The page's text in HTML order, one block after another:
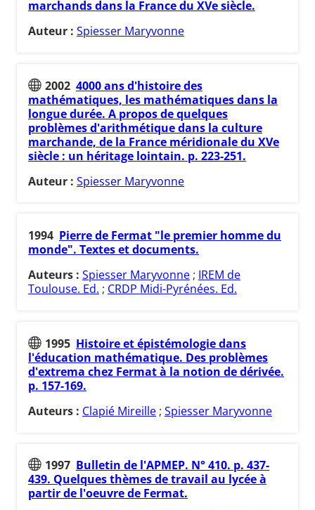
marchands dans la France du XVe siècle.
Auteur : Spiesser Maryvonne
2002 4000 ans d'histoire des
mathématiques, les mathématiques dans la
longue durée. A propos de quelques
problèmes d'arithmétique dans la culture
marchande, de la France méridionale du XVe
siècle : un héritage lointain. p. 223-251.
Auteur : Spiesser Maryvonne
1994 Pierre de Fermat "le premier homme du
monde". Textes et documents.
Auteurs : Spiesser Maryvonne ; IREM de
Toulouse. Ed. ; CRDP Midi-Pyrénées. Ed.
1995 Histoire et épistémologie dans
l'éducation mathématique. Des problèmes
d'extrema chez Fermat à la notion de dérivée.
p. 157-169.
Auteurs : Clapié Mireille ; Spiesser Maryvonne
1997 Bulletin de l'APMEP. N° 410. p. 437-
439. Quelques thèmes de travail au lycée à
partir de l'oeuvre de Fermat.